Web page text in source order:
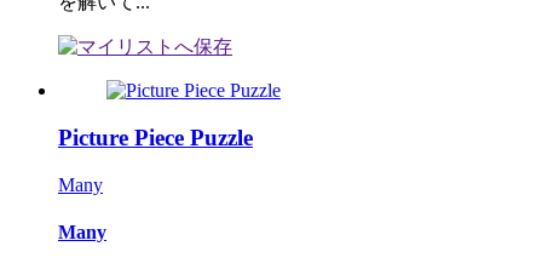
Picture Piece Puzzle
Many
Many